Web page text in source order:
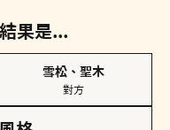
果是...
雪松、聖木
對方